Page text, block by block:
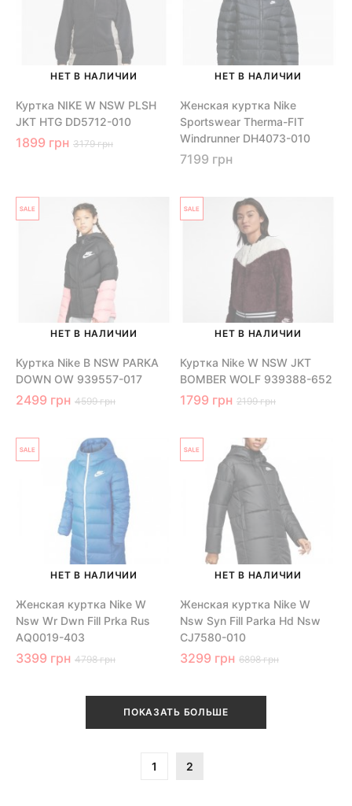
НЕТ В НАЛИЧИИ
Куртка NIKE W NSW PLSH
JKT HTG DD5712-010
1899 грн 3179 грн
НЕТ В НАЛИЧИИ
Женская куртка Nike
Sportswear Therma-FIT
Windrunner DH4073-010
7199 грн
НЕТ В НАЛИЧИИ
Куртка Nike B NSW PARKA
DOWN OW 939557-017
2499 грн 4599 грн
НЕТ В НАЛИЧИИ
Куртка Nike W NSW JKT
BOMBER WOLF 939388-652
1799 грн 2199 грн
НЕТ В НАЛИЧИИ
Женская куртка Nike W
Nsw Wr Dwn Fill Prka Rus
AQ0019-403
3399 грн 4798 грн
НЕТ В НАЛИЧИИ
Женская куртка Nike W
Nsw Syn Fill Parka Hd Nsw
CJ7580-010
3299 грн 6898 грн
ПОКАЗАТЬ БОЛЬШЕ
1 2